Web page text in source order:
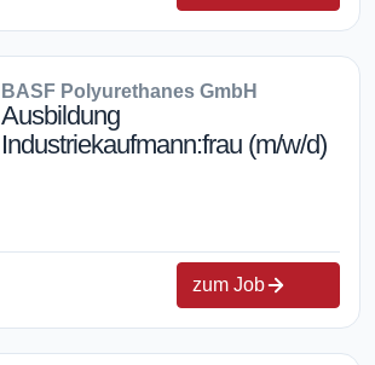
BASF Polyurethanes GmbH
Ausbildung
Industriekaufmann:frau (m/w/d)
zum Job